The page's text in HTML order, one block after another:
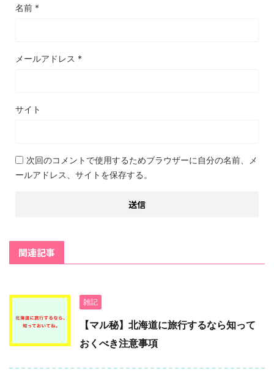
名前 *
メールアドレス *
サイト
次回のコメントで使用するためブラウザーに自分の名前、メ
ールアドレス、サイトを保存する。
関連記事
雑記
【マル秘】北海道に旅行するなら知って
おくべき注意事項